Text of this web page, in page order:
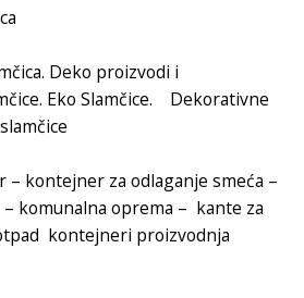
. Deko proizvodi i
. Eko Slamčice.
Dekorativne
– kontejner za odlaganje smeća –
– komunalna oprema – kante za
kontejneri proizvodnja